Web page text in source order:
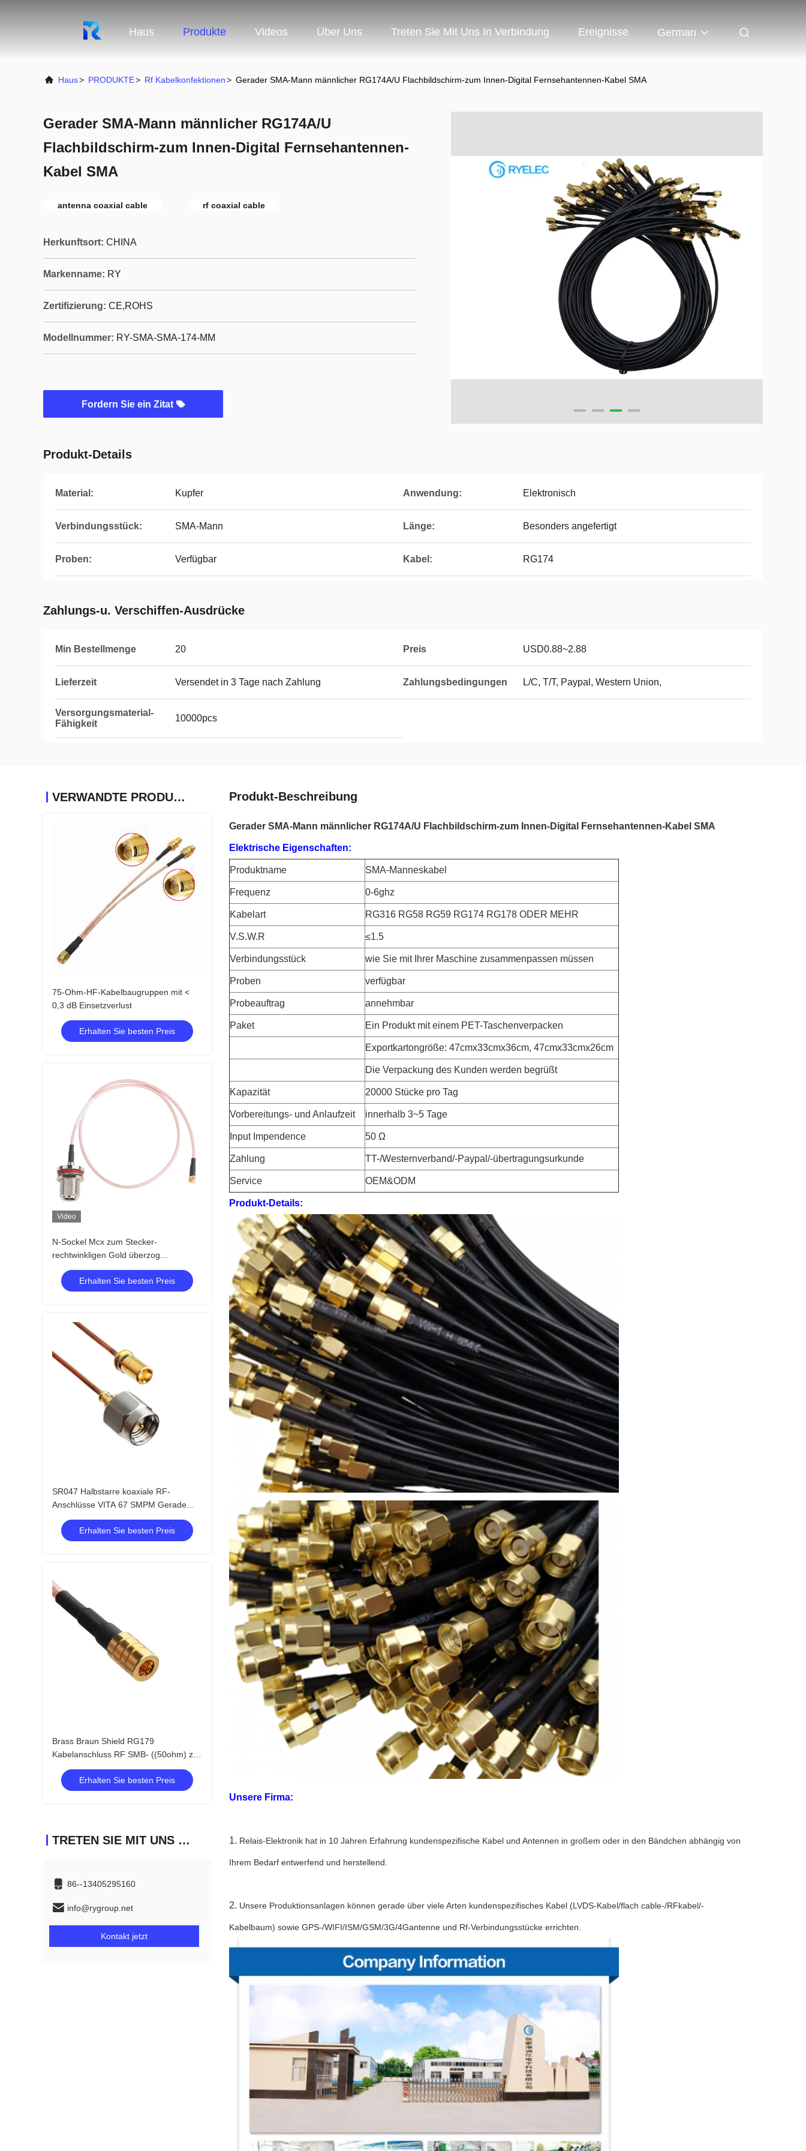
Haus Produkte Videos Über Uns Treten Sie Mit Uns In Verbindung Ereignisse German
Haus> PRODUKTE> Rf Kabelkonfektionen> Gerader SMA-Mann männlicher RG174A/U Flachbildschirm-zum Innen-Digital Fernsehantennen-Kabel SMA
Gerader SMA-Mann männlicher RG174A/U
Flachbildschirm-zum Innen-Digital Fernsehantennen-
Kabel SMA
antenna coaxial cable rf coaxial cable
Herkunftsort: CHINA
Markenname: RY
Zertifizierung: CE,ROHS
Modellnummer: RY-SMA-SMA-174-MM
Fordern Sie ein Zitat
Produkt-Details
Material: Kupfer Anwendung: Elektronisch
Verbindungsstück: SMA-Mann Länge: Besonders angefertigt
Proben: Verfügbar Kabel: RG174
Zahlungs-u. Verschiffen-Ausdrücke
Min Bestellmenge 20 Preis USD0.88~2.88
Lieferzeit Versendet in 3 Tage nach Zahlung Zahlungsbedingungen L/C, T/T, Paypal, Western Union,
Versorgungsmaterial-
Fähigkeit
10000pcs
VERWANDTE PRODUKTE
75-Ohm-HF-Kabelbaugruppen mit <
0,3 dB Einsetzverlust
Erhalten Sie besten Preis
Video
N-Sockel Mcx zum Stecker-
rechtwinkligen Gold überzog
Koaxialkabel-Versammlung Rfs
Erhalten Sie besten Preis
SR047 Halbstarre koaxiale RF-
Anschlüsse VITA 67 SMPM Gerade
Stecker zu SMA Männliche Gerade
SteckerErhalten Sie besten Preis
Brass Braun Shield RG179
Kabelanschluss RF SMB- ((50ohm) zu
SMB-75 ((750hm) Anschluss
Erhalten Sie besten Preis
TRETEN SIE MIT UNS IN VERBINDUNG
86--13405295160
info@rygroup.net
Kontakt jetzt
Produkt-Beschreibung
Gerader SMA-Mann männlicher RG174A/U Flachbildschirm-zum Innen-Digital Fernsehantennen-Kabel SMA
Elektrische Eigenschaften:
Produktname SMA-Manneskabel
Frequenz 0-6ghz
Kabelart RG316 RG58 RG59 RG174 RG178 ODER MEHR
V.S.W.R ≤1.5
Verbindungsstück wie Sie mit Ihrer Maschine zusammenpassen müssen
Proben verfügbar
Probeauftrag annehmbar
Paket Ein Produkt mit einem PET-Taschenverpacken
Exportkartongröße: 47cmx33cmx36cm, 47cmx33cmx26cm
Die Verpackung des Kunden werden begrüßt
Kapazität 20000 Stücke pro Tag
Vorbereitungs- und Anlaufzeit innerhalb 3~5 Tage
Input Impendence 50 Ω
Zahlung TT-/Westernverband/-Paypal/-übertragungsurkunde
Service OEM&ODM
Produkt-Details:
Unsere Firma:
1. Relais-Elektronik hat in 10 Jahren Erfahrung kundenspezifische Kabel und Antennen in großem oder in den Bändchen abhängig von
Ihrem Bedarf entwerfend und herstellend.
2. Unsere Produktionsanlagen können gerade über viele Arten kundenspezifisches Kabel (LVDS-Kabel/flach cable-/RFkabel/-
Kabelbaum) sowie GPS-/WIFI/ISM/GSM/3G/4Gantenne und Rf-Verbindungsstücke errichten.